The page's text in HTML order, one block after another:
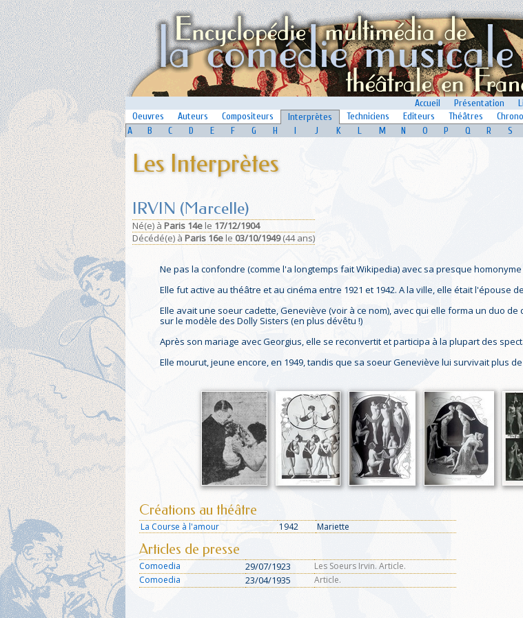
Accueil Présentation
Oeuvres
Auteurs Compositeurs Interprètes Techniciens Editeurs Théâtres
A
B C D E F G H I J K L M N O P Q R S
Les Interprètes
IRVIN (Marcelle)
Né(e) à Paris 14ele 17/12/1904
Décédé(e) à Paris 16ele 03/10/1949(44 ans)
Ne pas la confondre (comme l'a longtemps fait Wikipedia) avec sa presque
Elle fut active au théâtre et au cinéma entre 1921 et 1942. A la ville, elle était l'épouse
Elle avait une soeur cadette, Geneviève (voir à ce nom), avec qui elle forma un duo
sur le modèle des Dolly Sisters (en plus dévêtu !)
Après son mariage avec Georgius, elle se reconvertit et participa à la plupart des
Elle mourut, jeune encore, en 1949, tandis que sa soeur Geneviève lui survivait plus de
Créations au théâtre
La Course à l'amour 1942 Mariette
Articles de presse
Comoedia 29/07/1923
Les Soeurs Irvin. Article.
Comoedia
23/04/1935 Article.